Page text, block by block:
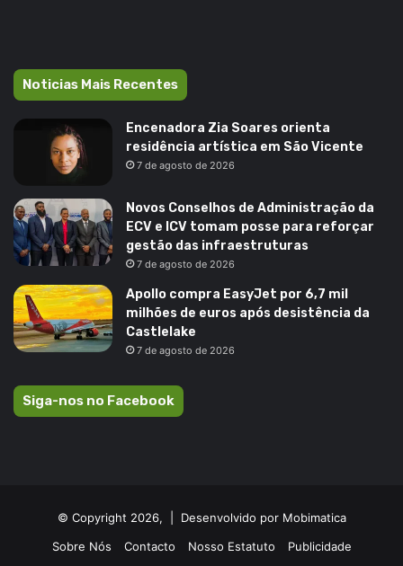
Noticias Mais Recentes
Encenadora Zia Soares orienta
residência artística em São Vicente
7 de agosto de 2026
Novos Conselhos de Administração da
ECV e ICV tomam posse para reforçar
gestão das infraestruturas
7 de agosto de 2026
Apollo compra EasyJet por 6,7 mil
milhões de euros após desistência da
Castlelake
7 de agosto de 2026
Siga-nos no Facebook
© Copyright 2026, | Desenvolvido por Mobimatica
Sobre Nós
Contacto Nosso Estatuto Publicidade